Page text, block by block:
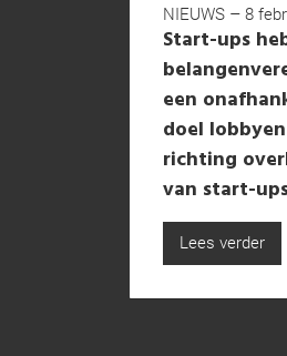
NIEUWS – 8
Start-ups
een
doel
richting
van start-
Lees verder